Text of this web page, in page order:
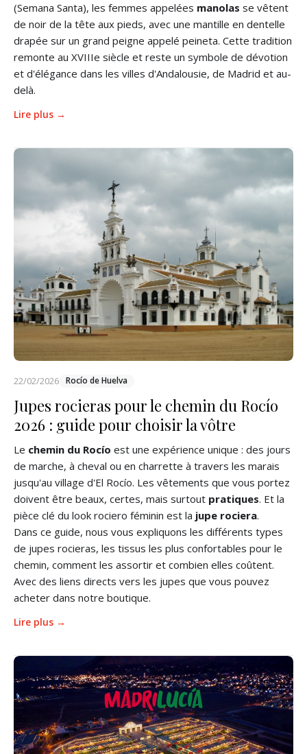
(Semana Santa), les femmes appelées manolas se vêtent
de noir de la tête aux pieds, avec une mantille en dentelle
drapée sur un grand peigne appelé peineta. Cette tradition
remonte au XVIIIe siècle et reste un symbole de dévotion
et d'élégance dans les villes d'Andalousie, de Madrid et au-
delà.
Lire plus →
22/02/2026 Rocío de Huelva
Jupes rocieras pour le chemin du Rocío
2026 : guide pour choisir la vôtre
Le chemin du Rocío est une expérience unique : des jours
de marche, à cheval ou en charrette à travers les marais
jusqu'au village d'El Rocío. Les vêtements que vous portez
doivent être beaux, certes, mais surtout pratiques. Et la
pièce clé du look rociero féminin est la jupe rociera.
Dans ce guide, nous vous expliquons les différents types
de jupes rocieras, les tissus les plus confortables pour le
chemin, comment les assortir et combien elles coûtent.
Avec des liens directs vers les jupes que vous pouvez
acheter dans notre boutique.
Lire plus →